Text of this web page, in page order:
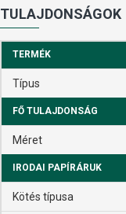
TULAJDONSÁGOK
TERMÉK
Típus
FŐ TULAJDONSÁG
Méret
IRODAI PAPÍRÁRUK
Kötés típusa